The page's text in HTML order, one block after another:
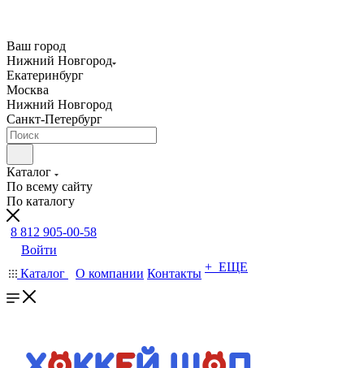
Ваш город
Нижний Новгород
Екатеринбург
Москва
Нижний Новгород
Санкт-Петербург
Каталог
По всему сайту
По каталогу
8 812 905-00-58
Войти
Каталог
О компании Контакты + ЕЩЕ